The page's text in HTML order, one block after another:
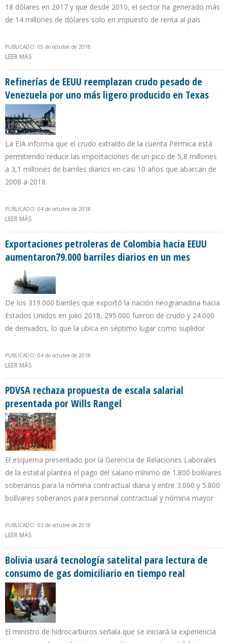
18 dólares en 2017 y que desde 2010, el sector ha generado más
de 14 millones de dólares solo en impuesto de renta al país
PUBLICADO: 05 de octubre de 2018
LEER MÁS
Refinerías de EEUU reemplazan crudo pesado de
Venezuela por uno más ligero producido en Texas
La EIA informa que el crudo extraído de la cuenta Pérmica está
permitiendo reducir las importaciones de un pico de 5,8 millones
a 3,1 millones de barriles diarios en casi 10 años que abarcan de
2008 a 2018
PUBLICADO: 04 de octubre de 2018
LEER MÁS
Exportaciones petroleras de Colombia hacia EEUU
aumentaron79.000 barriles diarios en un mes
De los 319.000 barriles que exportó la nación neogranadina hacia
Estados Unidos en julio 2018, 295.000 fueron de crudo y 24.000
de derivados, lo que la ubica en séptimo lugar como suplidor
PUBLICADO: 04 de octubre de 2018
LEER MÁS
PDVSA rechaza propuesta de escala salarial
presentada por Wills Rangel
El esquema presentado por la Gerencia de Relaciones Laborales
de la estatal plantea el pago del salario mínimo de 1.800 bolívares
soberanos para la nómina contractual diaria y entre 3.000 y 5.800
bolívares soberanos para personal contractual y nómina mayor
PUBLICADO: 03 de octubre de 2018
LEER MÁS
Bolivia usará tecnología satelital para lectura de
consumo de gas domiciliario en tiempo real
El ministro de hidrocarburos señala que se iniciará la experiencia